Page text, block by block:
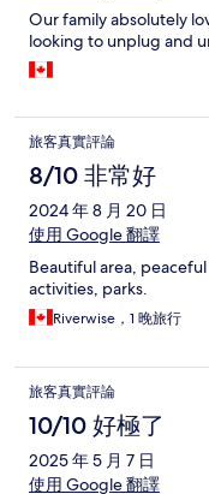
Our family absolutely
looking to unplug and
旅客真實評論
8/10 非常好
2024 年 8 月 20 日
使用 Google 翻譯
Beautiful area,
activities, parks.
Riverwise，1 晚旅行
旅客真實評論
10/10 好極了
2025 年 5 月 7 日
使用 Google 翻譯